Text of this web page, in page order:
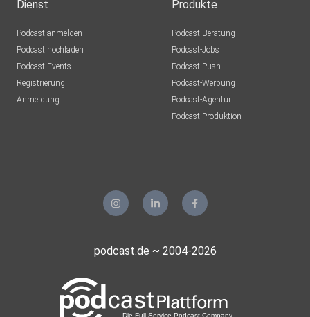
Dienst
Podcast anmelden
Podcast hochladen
Podcast-Events
Registrierung
Anmeldung
Produkte
Podcast-Beratung
Podcast-Jobs
Podcast-Push
Podcast-Werbung
Podcast-Agentur
Podcast-Produktion
podcast.de ~ 2004-2026